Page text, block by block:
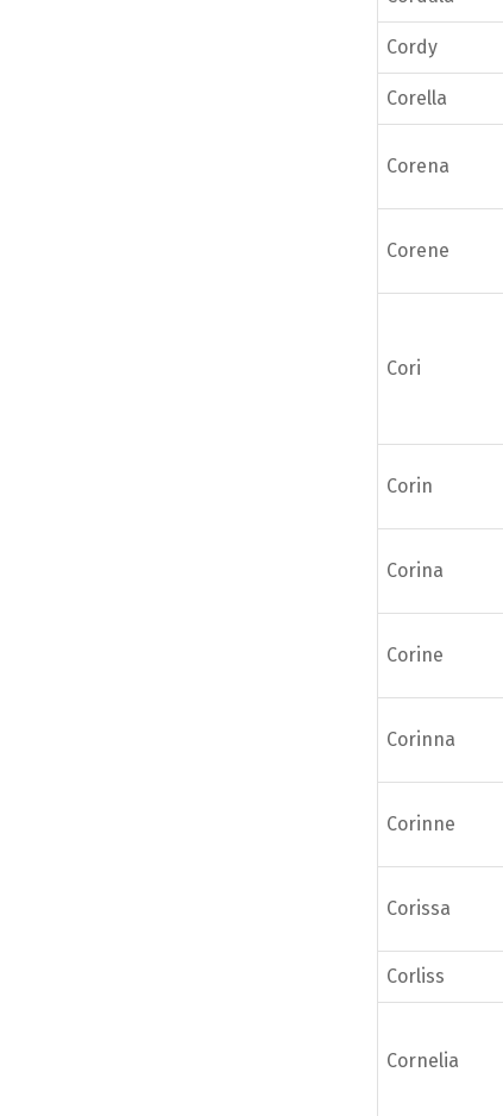
Cordy
Corella
Corena
Corene
Cori
Corin
Corina
Corine
Corinna
Corinne
Corissa
Corliss
Cornelia